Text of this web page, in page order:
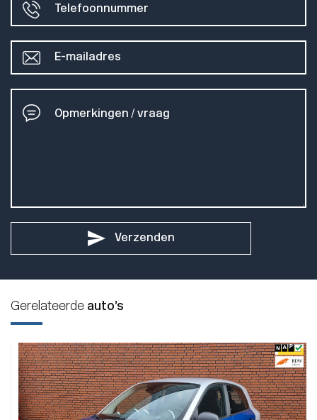
Verzenden
Gerelateerde auto’s